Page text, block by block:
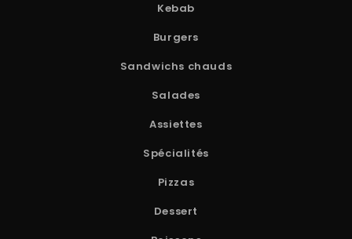
Kebab
Burgers
Sandwichs chauds
Salades
Assiettes
Spécialités
Pizzas
Dessert